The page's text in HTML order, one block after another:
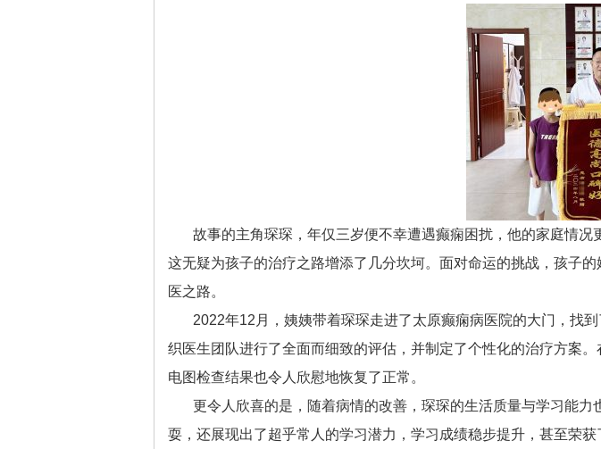
故事的主角琛琛，年仅三岁便不幸遭遇癫痫困扰，他的家庭情
这无疑为孩子的治疗之路增添了几分坎坷。面对命运的挑战，孩子
医之路。
2022年12月，姨姨带着琛琛走进了太原癫痫病医院的大门，找
织医生团队进行了全面而细致的评估，并制定了个性化的治疗方案
电图检查结果也令人欣慰地恢复了正常。
更令人欣喜的是，随着病情的改善，琛琛的生活质量与学习能
耍，还展现出了超乎常人的学习潜力，学习成绩稳步提升，甚至荣获